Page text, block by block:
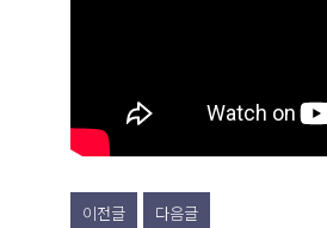
이전글 다음글